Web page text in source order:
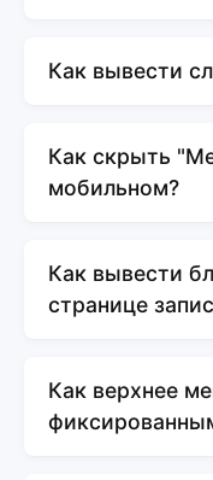
Как вывести
Как скрыть
мобильном?
Как вывести
странице
Как верхнее